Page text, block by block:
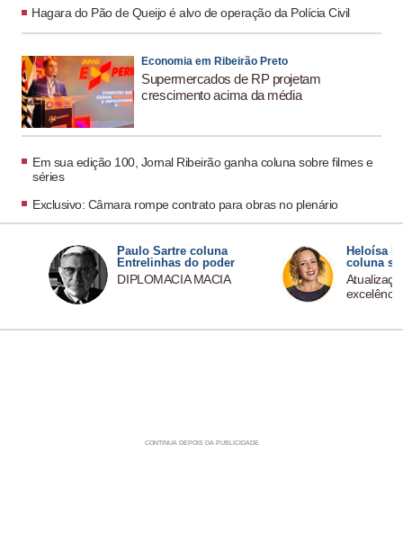
Hagara do Pão de Queijo é alvo de operação da Polícia Civil
Economia em Ribeirão Preto
Supermercados de RP projetam
crescimento acima da média
Em sua edição 100, Jornal Ribeirão ganha coluna sobre filmes e
séries
Exclusivo: Câmara rompe contrato para obras no plenário
Paulo Sartre coluna
Entrelinhas do poder
DIPLOMACIA MACIA
Heloísa
coluna
excelência